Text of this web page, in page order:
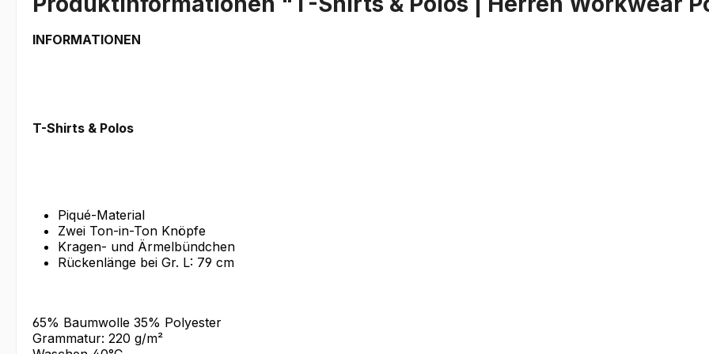
INFORMATIONEN
T-Shirts & Polos
Piqué-Material
Zwei Ton-in-Ton Knöpfe
Kragen- und Ärmelbündchen
Rückenlänge bei Gr. L: 79 cm
65% Baumwolle 35% Polyester
Grammatur: 220 g/m²